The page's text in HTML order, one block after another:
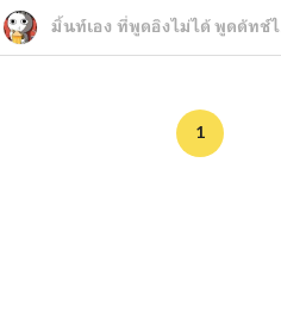
เรื่องอาจจะบิดเบือนเล็กน้อยเพ...
มิ้นท์เอง ที่พูดอิงไม่ได้ พูดดัทช์ไม่คล่องอ่ะ
1